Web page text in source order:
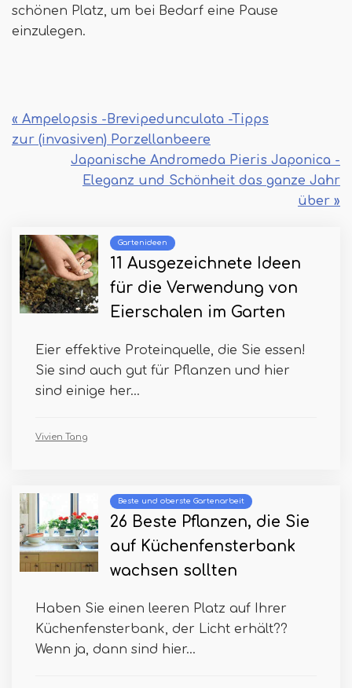
schönen Platz, um bei Bedarf eine Pause
einzulegen.
« Ampelopsis -Brevipedunculata -Tipps
zur (invasiven) Porzellanbeere
Japanische Andromeda Pieris Japonica -
Eleganz und Schönheit das ganze Jahr
über »
Gartenideen
11 Ausgezeichnete Ideen
für die Verwendung von
Eierschalen im Garten
Eier effektive Proteinquelle, die Sie essen!
Sie sind auch gut für Pflanzen und hier
sind einige her...
Vivien Tang
Beste und oberste Gartenarbeit
26 Beste Pflanzen, die Sie
auf Küchenfensterbank
wachsen sollten
Haben Sie einen leeren Platz auf Ihrer
Küchenfensterbank, der Licht erhält??
Wenn ja, dann sind hier...